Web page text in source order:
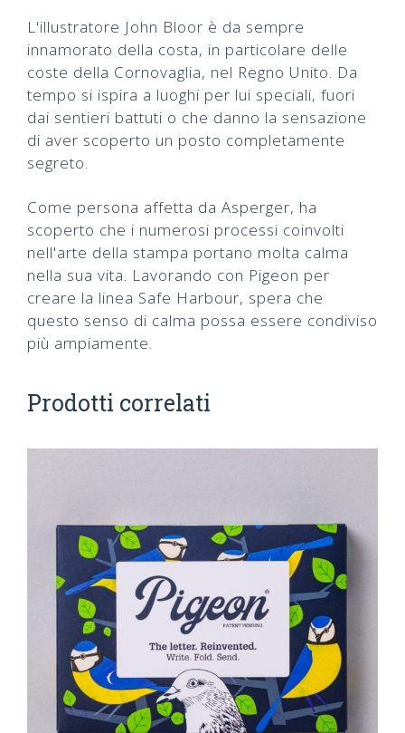
L'illustratore John Bloor è da sempre
innamorato della costa, in particolare delle
coste della Cornovaglia, nel Regno Unito. Da
tempo si ispira a luoghi per lui speciali, fuori
dai sentieri battuti o che danno la sensazione
di aver scoperto un posto completamente
segreto.
Come persona affetta da Asperger, ha
scoperto che i numerosi processi coinvolti
nell'arte della stampa portano molta calma
nella sua vita. Lavorando con Pigeon per
creare la linea Safe Harbour, spera che
questo senso di calma possa essere condiviso
più ampiamente.
Prodotti correlati